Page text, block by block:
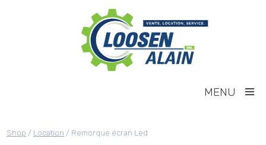
MENU
Shop / Location / Remorque écran Led